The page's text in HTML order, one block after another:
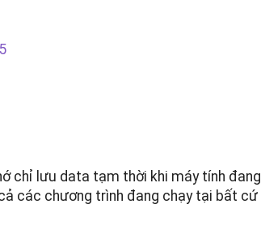
chỉ lưu data tạm thời khi máy tính đang
các chương trình đang chạy tại bất cứ